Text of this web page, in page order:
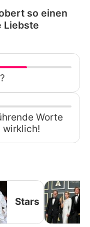
so einen
Liebste
Worte
wirklich!
Stars